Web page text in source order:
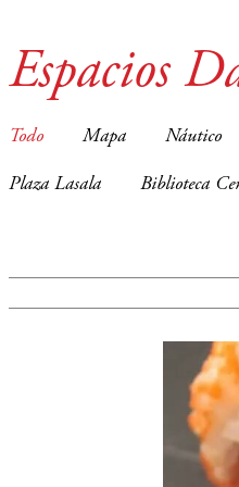
Espacios
Todo Mapa Náutico
Plaza Lasala Biblioteca